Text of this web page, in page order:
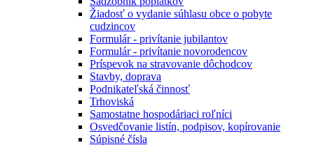
Žiadosť o vydanie súhlasu obce o pobyte
cudzincov
Formulár - privítanie jubilantov
Formulár - privítanie novorodencov
Príspevok na stravovanie dôchodcov
Stavby, doprava
Podnikateľská činnosť
Trhoviská
Samostatne hospodáriaci roľníci
Osvedčovanie listín, podpisov, kopírovanie
Súpisné čísla